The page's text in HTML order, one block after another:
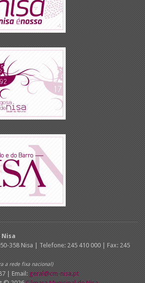
Nisa
358 Nisa | Telefone: 245 410 000 | Fax: 245
a rede fixa nacional)
| Email: geral@cm-nisa.pt